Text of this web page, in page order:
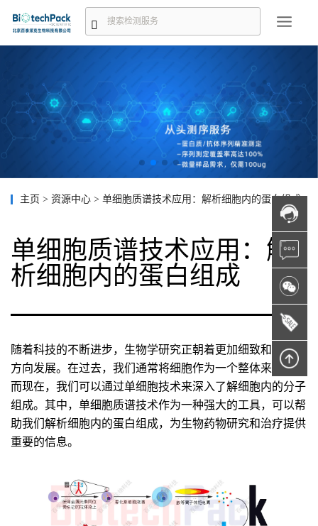
主页 > 资源中心 > 单细胞质谱技术应用：解析细胞内的蛋白组成
单细胞质谱技术应用：解
析细胞内的蛋白组成
随着科技的不断进步，生物学研究正朝着更加细致和精确的
方向发展。在过去，我们通常将细胞作为一个整体来研究，
而现在，我们可以通过单细胞技术来深入了解细胞内的分子
组成。其中，单细胞质谱技术作为一种强大的工具，可以帮
助我们解析细胞内的蛋白组成，为生物药物研究和治疗提供
重要的信息。